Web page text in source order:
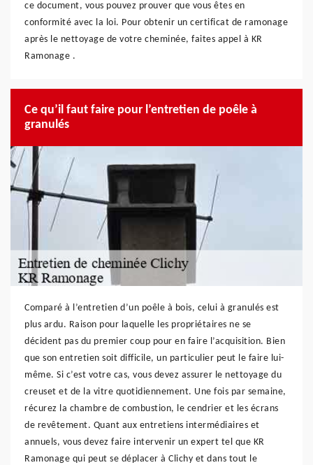
ce document, vous pouvez prouver que vous êtes en
conformité avec la loi. Pour obtenir un certificat de ramonage
après le nettoyage de votre cheminée, faites appel à KR
Ramonage .
Ce qu’il faut faire pour l’entretien de poêle à
granulés
Comparé à l’entretien d’un poêle à bois, celui à granulés est
plus ardu. Raison pour laquelle les propriétaires ne se
décident pas du premier coup pour en faire l’acquisition. Bien
que son entretien soit difficile, un particulier peut le faire lui-
même. Si c’est votre cas, vous devez assurer le nettoyage du
creuset et de la vitre quotidiennement. Une fois par semaine,
récurez la chambre de combustion, le cendrier et les écrans
de revêtement. Quant aux entretiens intermédiaires et
annuels, vous devez faire intervenir un expert tel que KR
Ramonage qui peut se déplacer à Clichy et dans tout le